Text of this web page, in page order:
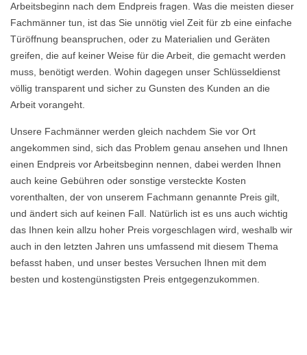
Arbeitsbeginn nach dem Endpreis fragen. Was die meisten dieser
Fachmänner tun, ist das Sie unnötig viel Zeit für zb eine einfache
Türöffnung beanspruchen, oder zu Materialien und Geräten
greifen, die auf keiner Weise für die Arbeit, die gemacht werden
muss, benötigt werden. Wohin dagegen unser Schlüsseldienst
völlig transparent und sicher zu Gunsten des Kunden an die
Arbeit vorangeht.
Unsere Fachmänner werden gleich nachdem Sie vor Ort
angekommen sind, sich das Problem genau ansehen und Ihnen
einen Endpreis vor Arbeitsbeginn nennen, dabei werden Ihnen
auch keine Gebühren oder sonstige versteckte Kosten
vorenthalten, der von unserem Fachmann genannte Preis gilt,
und ändert sich auf keinen Fall. Natürlich ist es uns auch wichtig
das Ihnen kein allzu hoher Preis vorgeschlagen wird, weshalb wir
auch in den letzten Jahren uns umfassend mit diesem Thema
befasst haben, und unser bestes Versuchen Ihnen mit dem
besten und kostengünstigsten Preis entgegenzukommen.